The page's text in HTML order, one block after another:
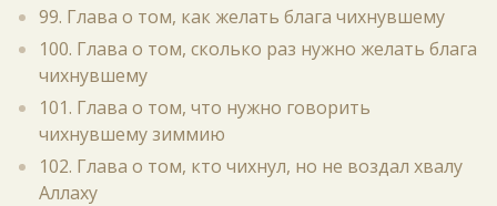
99. Глава о том, как желать блага чихнувшему
100. Глава о том, сколько раз нужно желать блага
чихнувшему
101. Глава о том, что нужно говорить
чихнувшему зиммию
102. Глава о том, кто чихнул, но не воздал хвалу
Аллаху